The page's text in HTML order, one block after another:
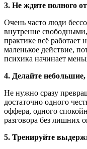
3. Не ждите полного
Очень часто люди
внутренне
практике всё работает
маленькое действие,
психика начинает
4. Делайте
Не нужно сразу
достаточно одного
оффера, одного
разговора без лишних
5. Тренируйте